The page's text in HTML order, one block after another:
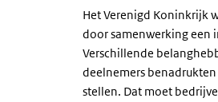
Het Verenigd Koninkrijk
door samenwerking een
Verschillende
deelnemers
stellen. Dat moet